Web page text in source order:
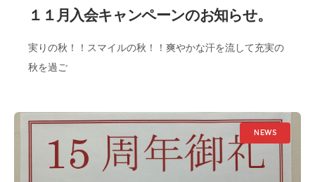
１１月入会キャンペーンのお知らせ。
実りの秋！！スマイルの秋！！爽やかな汗を流して充実の
秋を過ご
NEWS